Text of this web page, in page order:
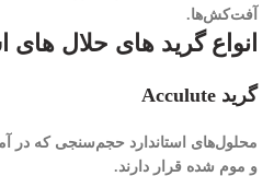
آفت‌کش‌ها.
انواع گرید های حلال های
گرید Acculute
محلول‌های استاندارد حجم‌سنجی که در
و موم شده قرار دارند.